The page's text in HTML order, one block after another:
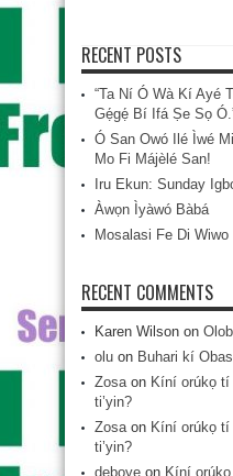
RECENT POSTS
“Ta Ní Ó Wà Kí Ayé
Gẹ́gẹ́ Bí Ifá Ṣe Sọ
Ó San Owó Ilé Ìwé
Mo Fi Májèlé San!
Iru Ekun: Sunday
Àwọn Ìyàwó Bàbá
Mosalasi Fe Di
RECENT COMMENTS
Karen Wilson on
olu on Buhari kí
Zosaon Kíní orúkọ
ti’yin?
Zosaon Kíní orúkọ
ti’yin?
deboye on Kíní